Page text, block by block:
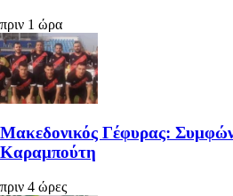
πριν 1 ώρα
Μακεδονικός Γέφυρας:
Καραμπούτη
πριν 4 ώρες